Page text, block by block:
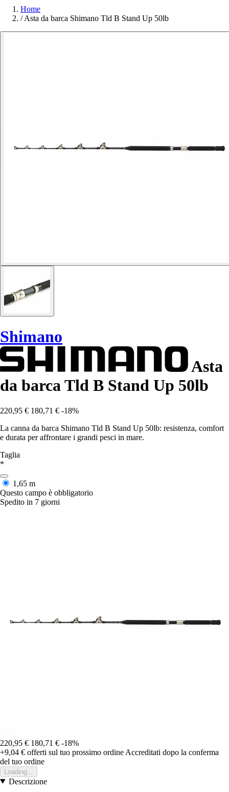
Home
/ Asta da barca Shimano Tld B Stand Up 50lb
Shimano
Asta
da barca Tld B Stand Up 50lb
220,95 € 180,71 € -18%
La canna da barca Shimano Tld B Stand Up 50lb: resistenza, comfort
e durata per affrontare i grandi pesci in mare.
Taglia
*
1,65 m
Questo campo è obbligatorio
Spedito in 7 giorni
220,95 € 180,71 € -18%
+9,04 € offerti sul tuo prossimo ordine Accreditati dopo la conferma
del tuo ordine
Loading...
Descrizione